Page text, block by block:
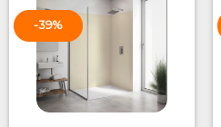
-39%